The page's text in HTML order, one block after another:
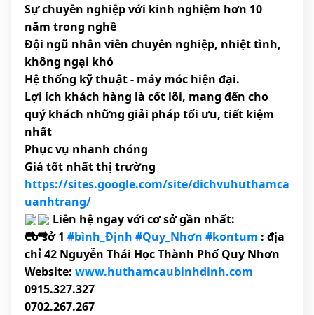
Sự chuyên nghiệp với kinh nghiệm hơn 10
năm trong nghề
Đội ngũ nhân viên chuyên nghiệp, nhiệt tình,
không ngại khó
Hệ thống kỹ thuật - máy móc hiện đại.
Lợi ích khách hàng là cốt lõi, mang đến cho
quý khách những giải pháp tối ưu, tiết kiệm
nhất
Phục vụ nhanh chóng
Giá tốt nhất thị trường
https://sites.google.com/site/dichvuhuthamca
uanhtrang/
Liên hệ ngay với cơ sở gần nhất:
Cơ sở 1 #bình_Định #Quy_Nhơn #kontum : địa
chỉ 42 Nguyễn Thái Học Thành Phố Quy Nhơn
Website: www.huthamcaubinhdinh.com
0915.327.327
0702.267.267